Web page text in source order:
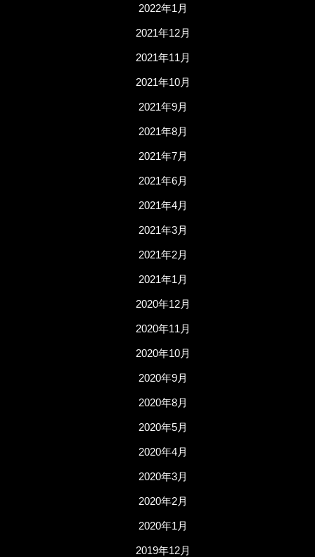
2022年1月
2021年12月
2021年11月
2021年10月
2021年9月
2021年8月
2021年7月
2021年6月
2021年4月
2021年3月
2021年2月
2021年1月
2020年12月
2020年11月
2020年10月
2020年9月
2020年8月
2020年5月
2020年4月
2020年3月
2020年2月
2020年1月
2019年12月